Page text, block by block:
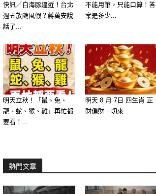
快訊／白海豚逼近！台北
週五放颱風假？蔣萬安說
話了...
不能用筆，只能口算！答
案是多少...
明天立秋！「鼠、兔、
龍、蛇、猴、雞」再忙都
要看！...
明天 8 月 7日 四生肖 正
財偏財一切來...
熱門文章